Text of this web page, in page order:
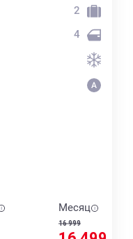
2
4
Месяц
16 999